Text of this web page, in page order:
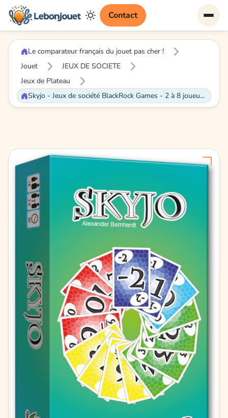
Contact
Le comparateur français du jouet pas cher !
Jouet
JEUX DE SOCIETE
Jeux de Plateau
Skyjo - Jeux de société BlackRock Games - 2 à 8 joueurs - A partir de 8 ans